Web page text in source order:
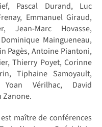
Pascal Durand, Luc
Emmanuel Giraud,
Jean-Marc Hovasse,
Maingueneau,
Pagès, Antoine Piantoni,
Thierry Poyet, Corinne
Tiphaine Samoyault,
Vérilhac, David
Zanone.
maître de conférences